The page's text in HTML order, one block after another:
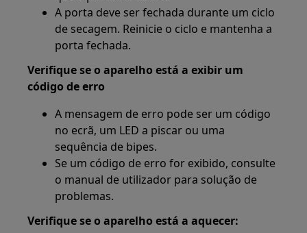
A porta deve ser fechada durante um ciclo
de secagem. Reinicie o ciclo e mantenha a
porta fechada.
Verifique se o aparelho está a exibir um
código de erro
A mensagem de erro pode ser um código
no ecrã, um LED a piscar ou uma
sequência de bipes.
Se um código de erro for exibido, consulte
o manual de utilizador para solução de
problemas.
Verifique se o aparelho está a aquecer: